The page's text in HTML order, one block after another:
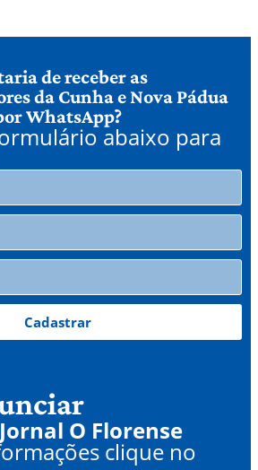
de receber as
da Cunha e Nova Pádua
WhatsApp?
abaixo para
Cadastrar
O Florense
clique no